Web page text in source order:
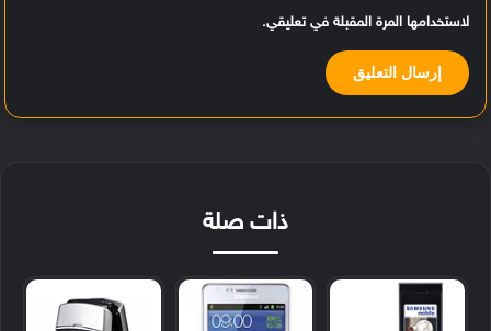
لاستخدامها المرة المقبلة في تعليقي.
ذات صلة